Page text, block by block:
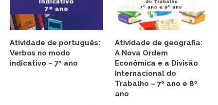
Atividade de português:
Verbos no modo
indicativo – 7º ano
Atividade de geografia:
A Nova Ordem
Econômica e a Divisão
Internacional do
Trabalho – 7º ano e 8º
ano